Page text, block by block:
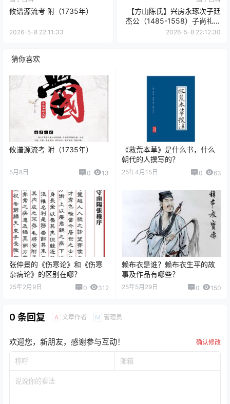
攸谱源流考 附（1735年）
2026-5-8 22:11:33
【方山陈氏】兴房永琢次子廷
杰公（1485-1558）子尚礼、
尚义世系补遗 附长沙县志科名
2026-5-8 22:12:30
猜你喜欢
攸谱源流考 附（1735年）
5月8日 0 13
《救荒本草》是什么书，什么
朝代的人撰写的？
25年4月15日 0 63
张仲景的《伤寒论》和《伤寒
杂病论》的区别在哪？
25年2月9日 0 312
赖布衣是谁？赖布衣生平的故
事及作品有哪些？
25年5月29日 0 150
0 条回复 A 文章作者 M 管理员
欢迎您，新朋友，感谢参与互动！ 确认修改